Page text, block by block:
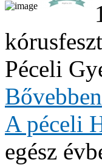
Péceli
Bővebben
A péceli
egész